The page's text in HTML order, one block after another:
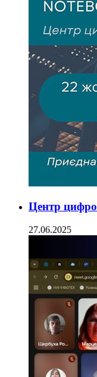
Центр
27.06.2025